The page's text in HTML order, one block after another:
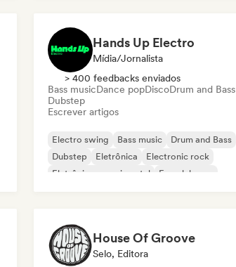
Hands Up Electro
Mídia/Jornalista
> 400 feedbacks enviados
Bass musicDance popDiscoDrum and Bass
Dubstep
Escrever artigos
Electro swing Bass music
Drum and Bass
Dubstep
Eletrônica
Electronic rock
Eletrônica experimental
French house
House Of Groove
Selo, Editora